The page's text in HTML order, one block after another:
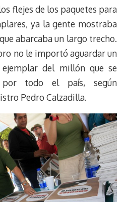
flejes de los paquetes para
ya la gente mostraba
abarcaba un largo trecho.
no le importó aguardar un
del millón que se
por todo el país, según
Pedro Calzadilla.